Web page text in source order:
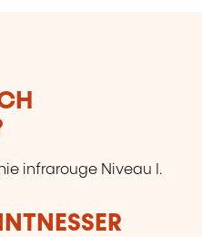
infrarouge Niveau I.